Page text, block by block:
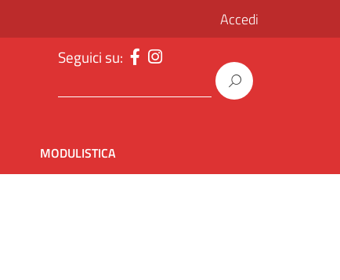
Accedi
Seguici su:
MODULISTICA